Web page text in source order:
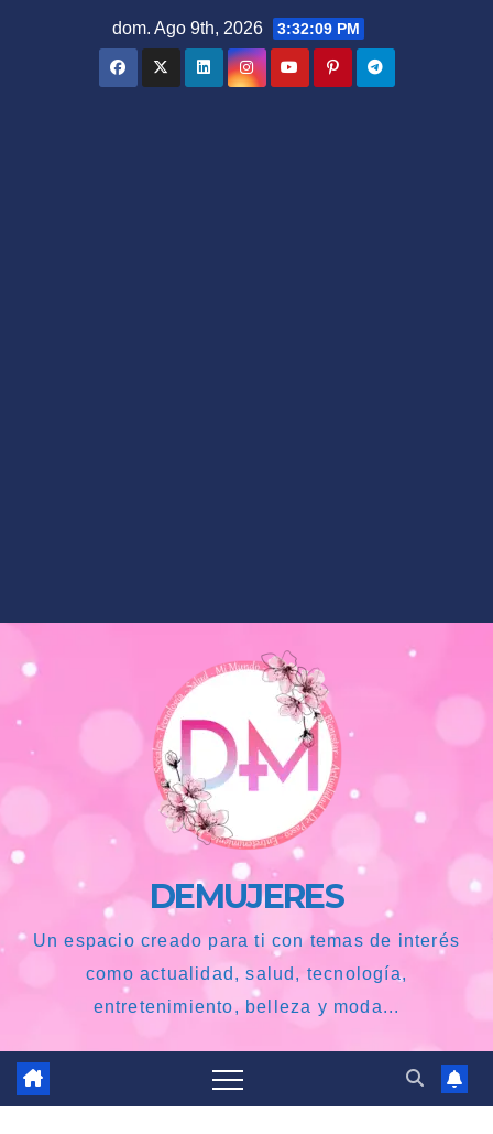
dom. Ago 9th, 2026 3:32:10 PM
DEMUJERES
Un espacio creado para ti con temas de interés
como actualidad, salud, tecnología,
entretenimiento, belleza y moda...